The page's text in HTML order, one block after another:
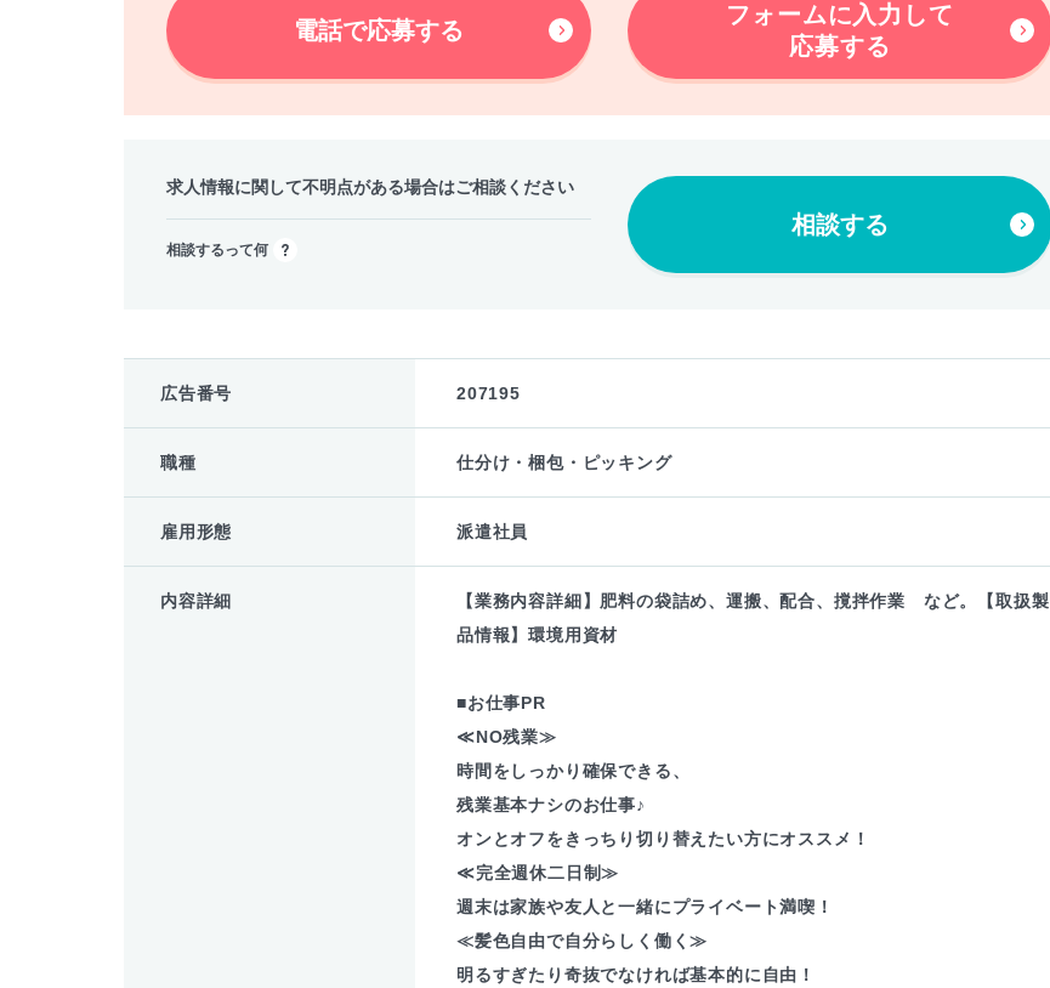
電話で応募する
フォームに入力して
応募する
求人情報に関して不明点がある場合はご相談ください
相談する
相談するって何
広告番号 207195
職種 仕分け・梱包・ピッキング
雇用形態 派遣社員
内容詳細
【業務内容詳細】肥料の袋詰め、運搬、配合、撹拌作業 など。【取扱製
品情報】環境用資材
■お仕事PR
≪NO残業≫
時間をしっかり確保できる、
残業基本ナシのお仕事♪
オンとオフをきっちり切り替えたい方にオススメ！
≪完全週休二日制≫
週末は家族や友人と一緒にプライベート満喫！
≪髪色自由で自分らしく働く≫
明るすぎたり奇抜でなければ基本的に自由！